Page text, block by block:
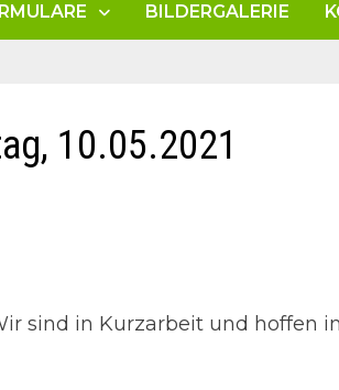
BILDERGALERIE
10.05.2021
sind in Kurzarbeit und hoffen